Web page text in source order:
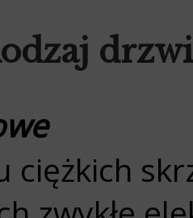
drzwi
ciężkich